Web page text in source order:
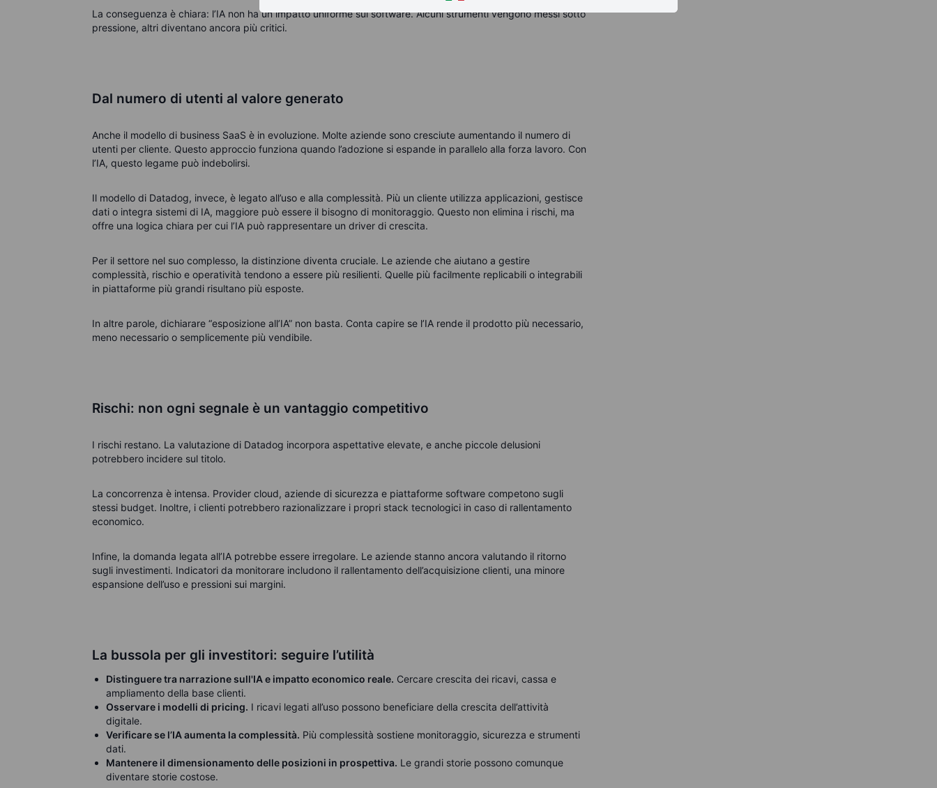
La conseguenza è chiara: l’IA non ha un impatto uniforme sul software. Alcuni strumenti vengono messi sotto
pressione, altri diventano ancora più critici.
Dal numero di utenti al valore generato
Anche il modello di business SaaS è in evoluzione. Molte aziende sono cresciute aumentando il numero di
utenti per cliente. Questo approccio funziona quando l’adozione si espande in parallelo alla forza lavoro. Con
l’IA, questo legame può indebolirsi.
Il modello di Datadog, invece, è legato all’uso e alla complessità. Più un cliente utilizza applicazioni, gestisce
dati o integra sistemi di IA, maggiore può essere il bisogno di monitoraggio. Questo non elimina i rischi, ma
offre una logica chiara per cui l’IA può rappresentare un driver di crescita.
Per il settore nel suo complesso, la distinzione diventa cruciale. Le aziende che aiutano a gestire
complessità, rischio e operatività tendono a essere più resilienti. Quelle più facilmente replicabili o integrabili
in piattaforme più grandi risultano più esposte.
In altre parole, dichiarare “esposizione all’IA” non basta. Conta capire se l’IA rende il prodotto più necessario,
meno necessario o semplicemente più vendibile.
Rischi: non ogni segnale è un vantaggio competitivo
I rischi restano. La valutazione di Datadog incorpora aspettative elevate, e anche piccole delusioni
potrebbero incidere sul titolo.
La concorrenza è intensa. Provider cloud, aziende di sicurezza e piattaforme software competono sugli
stessi budget. Inoltre, i clienti potrebbero razionalizzare i propri stack tecnologici in caso di rallentamento
economico.
Infine, la domanda legata all’IA potrebbe essere irregolare. Le aziende stanno ancora valutando il ritorno
sugli investimenti. Indicatori da monitorare includono il rallentamento dell’acquisizione clienti, una minore
espansione dell’uso e pressioni sui margini.
La bussola per gli investitori: seguire l’utilità
Distinguere tra narrazione sull'IA e impatto economico reale. Cercare crescita dei ricavi, cassa e
ampliamento della base clienti.
Osservare i modelli di pricing. I ricavi legati all’uso possono beneficiare della crescita dell’attività
digitale.
Verificare se l’IA aumenta la complessità. Più complessità sostiene monitoraggio, sicurezza e strumenti
dati.
Mantenere il dimensionamento delle posizioni in prospettiva. Le grandi storie possono comunque
diventare storie costose.